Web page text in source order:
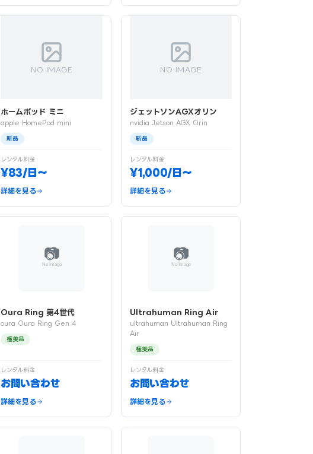
NO IMAGE
ホームポッド ミニ
apple HomePod mini
新品
レンタル料金
¥83/日〜
詳細を見る
NO IMAGE
ジェットソンAGXオリン
nvidia Jetson AGX Orin
新品
レンタル料金
¥1,000/日〜
詳細を見る
Oura Ring 第4世代
oura Oura Ring Gen 4
極美品
レンタル料金
お問い合わせ
詳細を見る
Ultrahuman Ring Air
ultrahuman Ultrahuman Ring
Air
極美品
レンタル料金
お問い合わせ
詳細を見る